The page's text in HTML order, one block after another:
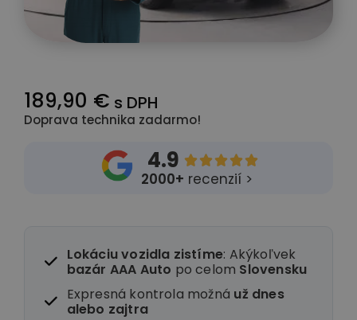
189,90 € s DPH
Doprava technika zadarmo!
4.9 
2000+ recenzií >
Lokáciu vozidla zistíme: Akýkoľvek
bazár AAA Auto po celom Slovensku
Expresná kontrola možná už dnes
alebo zajtra